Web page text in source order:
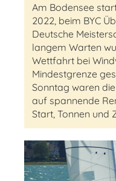
Am Bodensee
2022, beim BYC
Deutsche
langem Warten
Wettfahrt bei
Mindestgrenze
Sonntag waren
auf spannende
Start, Tonnen und